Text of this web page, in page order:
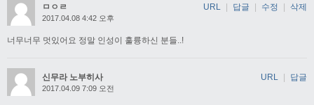
ㅁㅇㄹ
2017.04.08 4:42 오후
너무너무 멋있어요 정말 인성이 훌륭하신 분들..!
URL 답글 수정 삭제
신무라 노부히사
2017.04.09 7:09 오전
URL 답글